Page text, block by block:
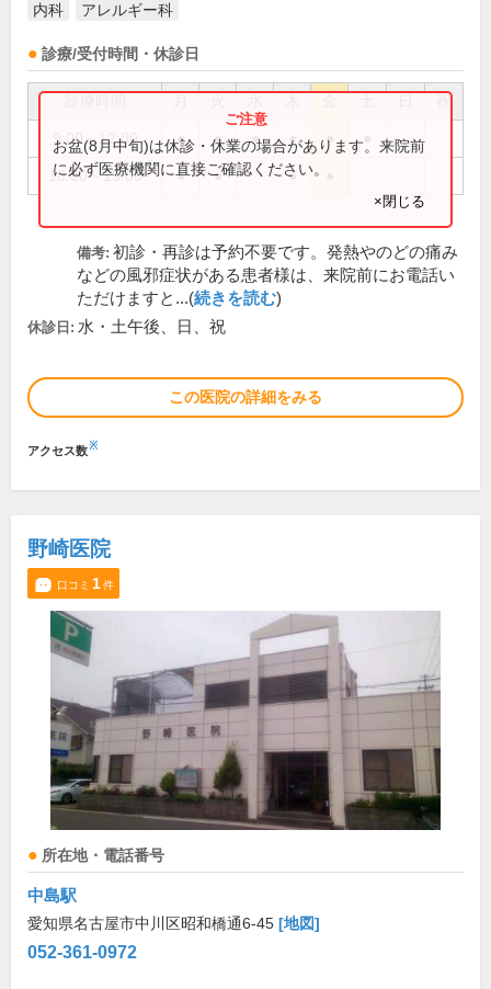
内科 アレルギー科
診療/受付時間・休診日
祝
9:00～12:00 ● ● ● ● ●
16:00～19:00 ● ● ●
お盆(8月中旬)は休診・休業の場合があります。来院前
に必ず医療機関に直接ご確認ください。
×閉じる
備考: 初診・再診は予約不要です。発熱やのどの痛み
などの風邪症状がある患者様は、来院前にお電話い
ただけますと...(続きを読む)
休診日: 水・土午後、日、祝
この医院の詳細をみる
アクセス数※
野崎医院
口コミ 1件
所在地・電話番号
中島駅
愛知県名古屋市中川区昭和橋通6-45 [地図]
052-361-0972